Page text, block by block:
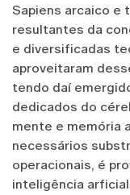
Sapiens arcaico e
resultantes da
e diversificadas
aproveitaram
tendo daí
dedicados do
mente e memória
necessários
operacionais, é
inteligência